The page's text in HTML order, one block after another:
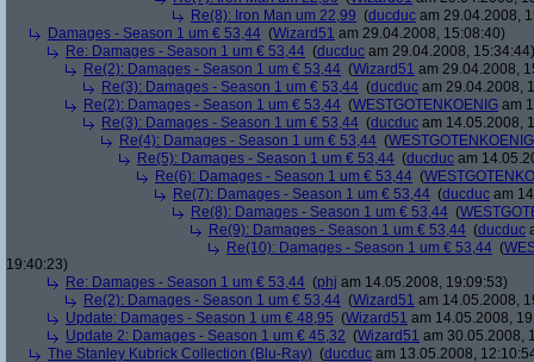
Re(8): Iron Man um 22,99 (ducduc am 29.04.2008,
Damages - Season 1 um € 53,44 (Wizard51 am 29.04.2008, 15:08:40)
Re: Damages - Season 1 um € 53,44 (ducduc am 29.04.2008, 15:34:44)
Re(2): Damages - Season 1 um € 53,44 (Wizard51 am 29.04.2008,
Re(3): Damages - Season 1 um € 53,44 (ducduc am 29.04.2008,
Re(2): Damages - Season 1 um € 53,44 (WESTGOTENKOENIG am
Re(3): Damages - Season 1 um € 53,44 (ducduc am 14.05.2008,
Re(4): Damages - Season 1 um € 53,44 (WESTGOTENKOENIG
Re(5): Damages - Season 1 um € 53,44 (ducduc am
Re(6): Damages - Season 1 um € 53,44 (
Re(7): Damages - Season 1 um € 53,44 (ducduc am
Re(8): Damages - Season 1 um € 53,44 (
Re(9): Damages - Season 1 um € 53,44 (ducduc
Re(10): Damages - Season 1 um € 53,44 (
19:40:23)
Re: Damages - Season 1 um € 53,44 (phj am 14.05.2008, 19:09:53)
Re(2): Damages - Season 1 um € 53,44 (Wizard51 am 14.05.2008,
Update: Damages - Season 1 um € 48,95 (Wizard51 am 14.05.2008,
Update 2: Damages - Season 1 um € 45,32 (Wizard51 am 30.05.2008,
The Stanley Kubrick Collection (Blu-Ray) (ducduc am 13.05.2008,